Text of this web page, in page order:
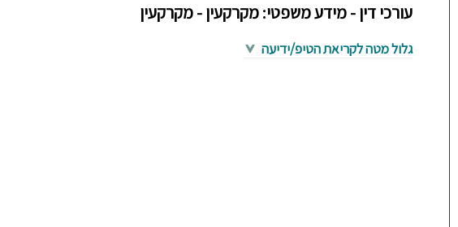
עורכי דין - מידע משפטי: מקרקעין - מקרקעין
גלול מטה לקריאת הטיפ/ידיעה